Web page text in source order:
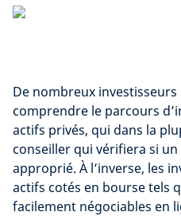
De nombreux
comprendre le parcours
actifs privés, qui dans la
conseiller qui vérifiera si
approprié. À l’inverse, les
actifs cotés en bourse tels
facilement négociables en